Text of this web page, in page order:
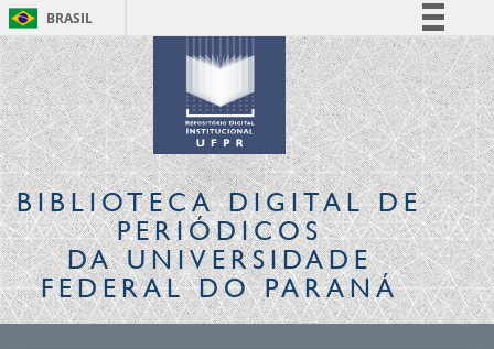
BRASIL
Simplifique!
Comunica BR
Participe
Acesso à informação
Legislação
Canais
BIBLIOTECA DIGITALDE
PERIÓDICOS
DA UNIVERSIDADE
FEDERAL DO PARANÁ